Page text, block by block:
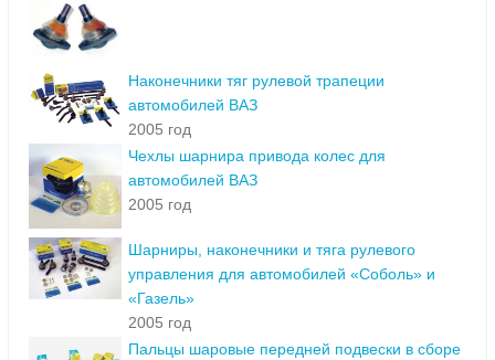
Наконечники тяг рулевой трапеции
автомобилей ВАЗ
2005 год
Чехлы шарнира привода колес для
автомобилей ВАЗ
2005 год
Шарниры, наконечники и тяга рулевого
управления для автомобилей «Соболь» и
«Газель»
2005 год
Пальцы шаровые передней подвески в сборе